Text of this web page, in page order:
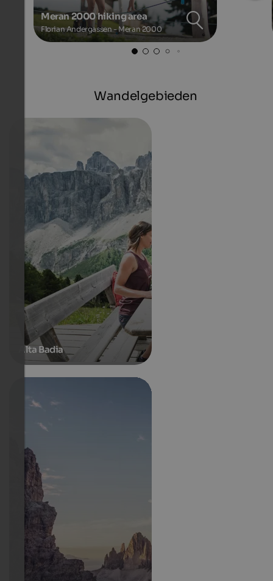
Meran 2000 hiking area
Florian Andergassen - Meran 2000
Wandelgebieden
Alta Badia